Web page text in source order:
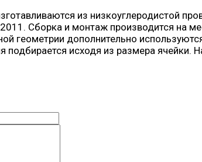
из низкоуглеродистой
Сборка и монтаж производится на
геометрии дополнительно
подбирается исходя из размера